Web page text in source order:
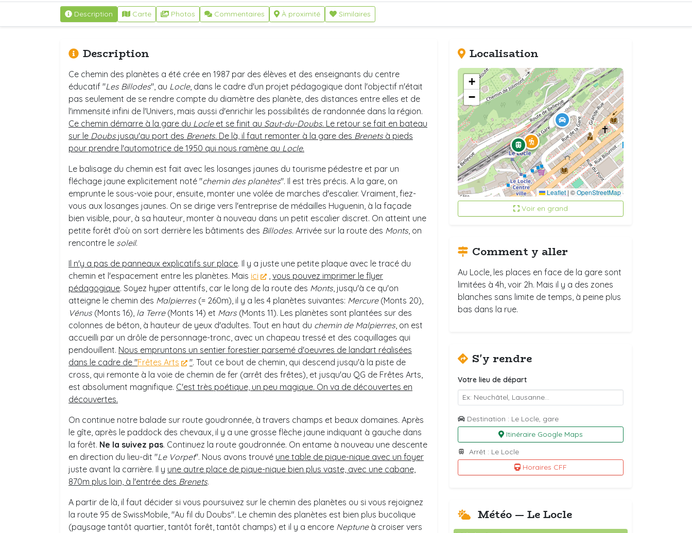
Description Carte Photos Commentaires À proximité Similaires
Description
Ce chemin des planètes a été crée en 1987 par des élèves et des enseignants du centre
éducatif "Les Billodes", au Locle, dans le cadre d'un projet pédagogique dont l'objectif n'était
pas seulement de se rendre compte du diamètre des planète, des distances entre elles et de
l'immensité infini de l'Univers, mais aussi d'enrichir les possibilités de randonnée dans la région.
Ce chemin démarre à la gare du Locle et se finit au Saut-du-Doubs. Le retour se fait en bateau
sur le Doubs jusqu'au port des Brenets. De là, il faut remonter à la gare des Brenets à pieds
pour prendre l'automotrice de 1950 qui nous ramène au Locle.
Le balisage du chemin est fait avec les losanges jaunes du tourisme pédestre et par un
fléchage jaune explicitement noté "chemin des planètes". Il est très précis. A la gare, on
emprunte le sous-voie pour, ensuite, monter une volée de marches d'escalier. Vraiment, fiez-
vous aux losanges jaunes. On se dirige vers l'entreprise de médailles Huguenin, à la façade
bien visible, pour, à sa hauteur, monter à nouveau dans un petit escalier discret. On atteint une
petite forêt d'où on sort derrière les bâtiments des Billodes. Arrivée sur la route des Monts, on
rencontre le soleil.
Il n'y a pas de panneaux explicatifs sur place. Il y a juste une petite plaque avec le tracé du
chemin et l'espacement entre les planètes. Mais ici , vous pouvez imprimer le flyer
pédagogique. Soyez hyper attentifs, car le long de la route des Monts, jusqu'à ce qu'on
atteigne le chemin des Malpierres (= 260m), il y a les 4 planètes suivantes: Mercure (Monts 20),
Vénus (Monts 16), la Terre(Monts 14) et Mars (Monts 11). Les planètes sont plantées sur des
colonnes de béton, à hauteur de yeux d'adultes. Tout en haut du chemin de Malpierres, on est
accueilli par un drôle de personnage-tronc, avec un chapeau tressé et des coquillages qui
pendouillent. Nous empruntons un sentier forestier parsemé d'oeuvres de landart réalisées
dans le cadre de "Frêtes Arts ". Tout ce bout de chemin, qui descend jusqu'à la piste de
cross, qui remonte à la voie de chemin de fer (arrêt des frêtes), et jusqu'au QG de Frêtes Arts,
est absolument magnifique. C'est très poétique, un peu magique. On va de découvertes en
découvertes.
On continue notre balade sur route goudronnée, à travers champs et beaux domaines. Après
le gîte, après le paddock des chevaux, il y a une grosse flèche jaune indiquant à gauche dans
la forêt. Ne la suivez pas. Continuez la route goudronnée. On entame à nouveau une descente
en direction du lieu-dit "Le Vorpet". Nous avons trouvé une table de pique-nique avec un foyer
juste avant la carrière. Il y une autre place de pique-nique bien plus vaste, avec une cabane,
870m plus loin, à l'entrée des Brenets.
A partir de là, il faut décider si vous poursuivez sur le chemin des planètes ou si vous rejoignez
la route 95 de SwissMobile, "Au fil du Doubs". Le chemin des planètes est bien plus bucolique
(paysage tantôt quartier, tantôt forêt, tantôt champs) et il y a encore Neptuneà croiser vers
Localisation
+
−
Leaflet|©OpenStreetMap
Voir en grand
Comment y aller
Au Locle, les places en face de la gare sont
limitées à 4h, voir 2h. Mais il y a des zones
blanches sans limite de temps, à peine plus
bas dans la rue.
S'y rendre
Votre lieu de départ
Destination : Le Locle, gare
Itinéraire Google Maps
Arrêt : Le Locle
Horaires CFF
Météo — Le Locle